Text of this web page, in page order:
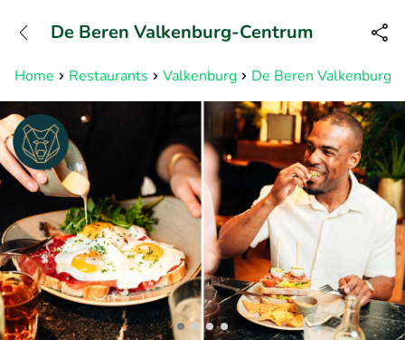
Bereikbaar tot 23:00 uur
Home Restaurants Valkenburg De Beren Valkenburg-
De Beren Valkenburg-Centrum